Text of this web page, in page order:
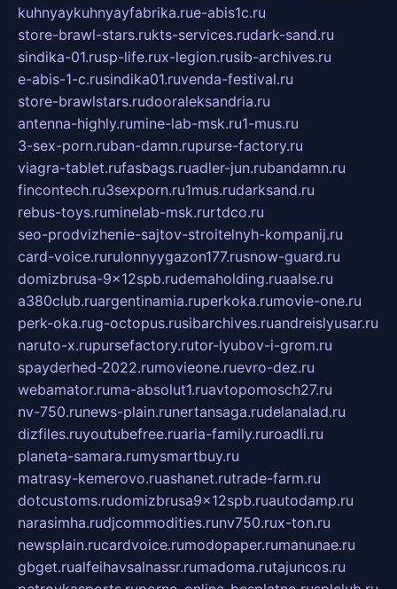
kuhnyaykuhnyayfabrika.rue-abis1c.ru
store-brawl-stars.rukts-services.rudark-sand.ru
sindika-01.rusp-life.rux-legion.rusib-archives.ru
e-abis-1-c.rusindika01.ruvenda-festival.ru
store-brawlstars.rudooraleksandria.ru
antenna-highly.rumine-lab-msk.ru1-mus.ru
3-sex-porn.ruban-damn.rupurse-factory.ru
viagra-tablet.rufasbags.ruadler-jun.rubandamn.ru
fincontech.ru3sexporn.ru1mus.rudarksand.ru
rebus-toys.ruminelab-msk.rurtdco.ru
seo-prodvizhenie-sajtov-stroitelnyh-kompanij.ru
card-voice.rurulonnyygazon177.rusnow-guard.ru
domizbrusa-9x12spb.rudemaholding.ruaalse.ru
a380club.ruargentinamia.ruperkoka.rumovie-one.ru
perk-oka.rug-octopus.rusibarchives.ruandreislyusar.ru
naruto-x.rupursefactory.rutor-lyubov-i-grom.ru
spayderhed-2022.rumovieone.ruevro-dez.ru
webamator.ruma-absolut1.ruavtopomosch27.ru
nv-750.runews-plain.runertansaga.rudelanalad.ru
dizfiles.ruyoutubefree.ruaria-family.ruroadli.ru
planeta-samara.rumysmartbuy.ru
matrasy-kemerovo.ruashanet.rutrade-farm.ru
dotcustoms.rudomizbrusa9x12spb.ruautodamp.ru
narasimha.rudjcommodities.runv750.rux-ton.ru
newsplain.rucardvoice.rumodopaper.rumanunae.ru
gbget.rualfeihavsalnassr.rumadoma.rutajuncos.ru